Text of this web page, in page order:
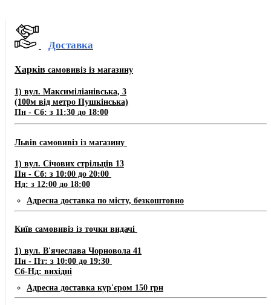
Доставка
Харків самовивіз із магазину
1) вул. Максиміліанівська, 3
(100м від метро Пушкінська)
Пн - Сб: з 11:30 до 18:00
Львів самовивіз із магазину
​1) ​​​вул. Січових стрільців 13
Пн - Сб: з 10:00 до 20:00
Нд: з 12:00 до 18:00
Адресна доставка по місту, безкоштовно
Київ самовивіз із точки видачі
1) вул. В'ячеслава Чорновола 41
Пн - Пт: з 10:00 до 19:30
Сб-Нд: вихідні
Адресна доставка кур'єром 150 грн